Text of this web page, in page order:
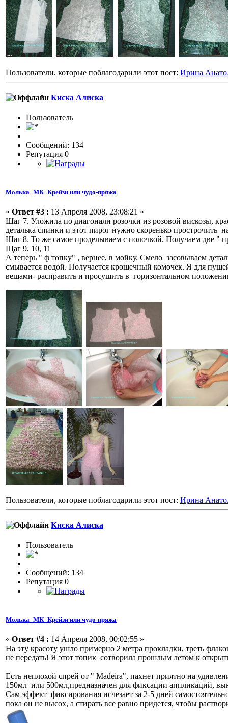
Пользователи, которые поблагодарили этот пост: Ирина
Киска Алиска
Пользовaтeль
Сообщений: 134
Репутация 0
Молька_МК_Крейзи или чудо-пряжа
« Ответ #3 : 13 Апреля 2008, 23:08:21 »
Шаг 7. Уложила по диагонали розочки из розовой вискозы,
деталька спинки и этот пирог нужно скоренько
Шаг 8. То же самое проделываем с полочкой. Получаем две "
Щаг 9, 10, 11
А теперь " ф топку" , вернее, в мойку. Смело засовываем
смывается водой. Получается крошечный комочек. Я для
вещами- расправить и просушить в горизонтальном
Пользователи, которые поблагодарили этот пост: Ирина
Киска Алиска
Пользовaтeль
Сообщений: 134
Репутация 0
Молька_МК_Крейзи или чудо-пряжа
« Ответ #4 : 14 Апреля 2008, 00:02:55 »
На эту красоту ушло примерно 2 метра прокладки, треть
не передать! Я этот топик сотворила прошлым летом к
Eсть неплохой спрей от " Madeira", пахнет приятно на
150мл или 500мл,предназначен для фиксации аппликаций,
Сам эффект фиксирования исчезает за 2-5 дней
пока он не высох, а стирать все равно придется, чтобы